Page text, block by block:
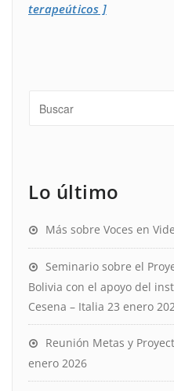
terapeúticos ]
Lo último
Más sobre Voces en
Seminario sobre el
Bolivia con el apoyo del
Cesena – Italia 23 enero
Reunión Metas y
enero 2026